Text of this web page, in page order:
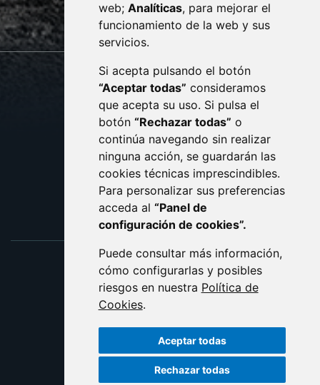
web; Analíticas, para mejorar el
funcionamiento de la web y sus
servicios.
Si acepta pulsando el botón
“Aceptar todas” consideramos
que acepta su uso. Si pulsa el
botón “Rechazar todas” o
continúa navegando sin realizar
ninguna acción, se guardarán las
cookies técnicas imprescindibles.
Para personalizar sus preferencias
acceda al “Panel de
configuración de cookies”.
Puede consultar más información,
cómo configurarlas y posibles
riesgos en nuestra Política de
Cookies.
Aceptar todas
Rechazar todas
monzon.es
CONTACTO
AVISO LEGAL
PROTECCIÓN DE DATOS
POLÍTICA DE COOKIES
ACCESIBILIDAD
ENLACE EXTERNO AL